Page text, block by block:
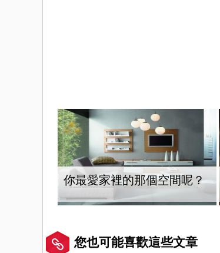
你最愛家裡的那個空間呢？
您也可能喜歡這些文章